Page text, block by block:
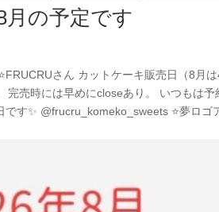
の予定です️
さん カットケーキ販売日（8月
完売時には早めにcloseあり。 いつもは予
す✨ @frucru_komeko_sweets ⭐️夢ロゴ